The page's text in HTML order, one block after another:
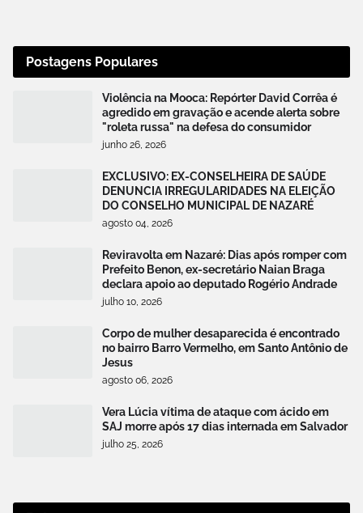
Postagens Populares
Violência na Mooca: Repórter David Corrêa é
agredido em gravação e acende alerta sobre
"roleta russa" na defesa do consumidor
junho 26, 2026
EXCLUSIVO: EX-CONSELHEIRA DE SAÚDE
DENUNCIA IRREGULARIDADES NA ELEIÇÃO
DO CONSELHO MUNICIPAL DE NAZARÉ
agosto 04, 2026
Reviravolta em Nazaré: Dias após romper com
Prefeito Benon, ex-secretário Naian Braga
declara apoio ao deputado Rogério Andrade
julho 10, 2026
Corpo de mulher desaparecida é encontrado
no bairro Barro Vermelho, em Santo Antônio de
Jesus
agosto 06, 2026
Vera Lúcia vítima de ataque com ácido em
SAJ morre após 17 dias internada em Salvador
julho 25, 2026